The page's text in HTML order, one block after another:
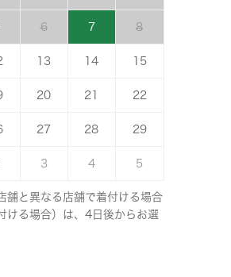
6 7 8
13 14 15
20 21 22
27 28 29
3 4 5
と異なる店舗で着付ける場合
ける場合）は、4日後からお選